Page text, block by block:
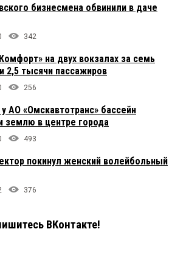
бизнесмена обвинили в даче
342
на двух вокзалах за семь
2,5 тысячи пассажиров
256
АО «Омскавтотранс» бассейн
землю в центре города
493
покинул женский волейбольный
376
ВКонтакте!